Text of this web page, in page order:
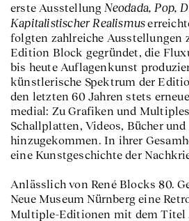
erste Ausstellung Neodada, Pop,
Kapitalistischer Realismus
folgten zahlreiche Ausstellungen
Edition Block gegründet, die
bis heute Auflagenkunst
künstlerische Spektrum der
den letzten 60 Jahren stets
medial: Zu Grafiken und Multiples
Schallplatten, Videos, Bücher und
hinzugekommen. In ihrer
eine Kunstgeschichte der
Anlässlich von René Blocks 80.
Neue Museum Nürnberg eine
Multiple-Editionen mit dem Titel